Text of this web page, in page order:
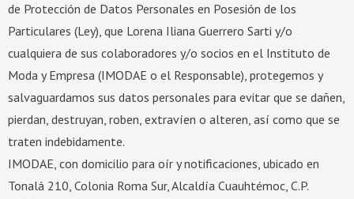
de Protección de Datos Personales en Posesión de los
Particulares (Ley), que Lorena Iliana Guerrero Sarti y/o
cualquiera de sus colaboradores y/o socios en el Instituto de
Moda y Empresa (IMODAE o el Responsable), protegemos y
salvaguardamos sus datos personales para evitar que se dañen,
pierdan, destruyan, roben, extravíen o alteren, así como que se
traten indebidamente.
IMODAE, con domicilio para oír y notificaciones, ubicado en
Tonalá 210, Colonia Roma Sur, Alcaldía Cuauhtémoc, C.P.